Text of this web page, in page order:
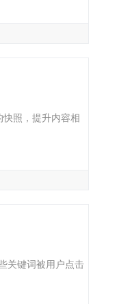
照，提升内容相
关键词被用户点击